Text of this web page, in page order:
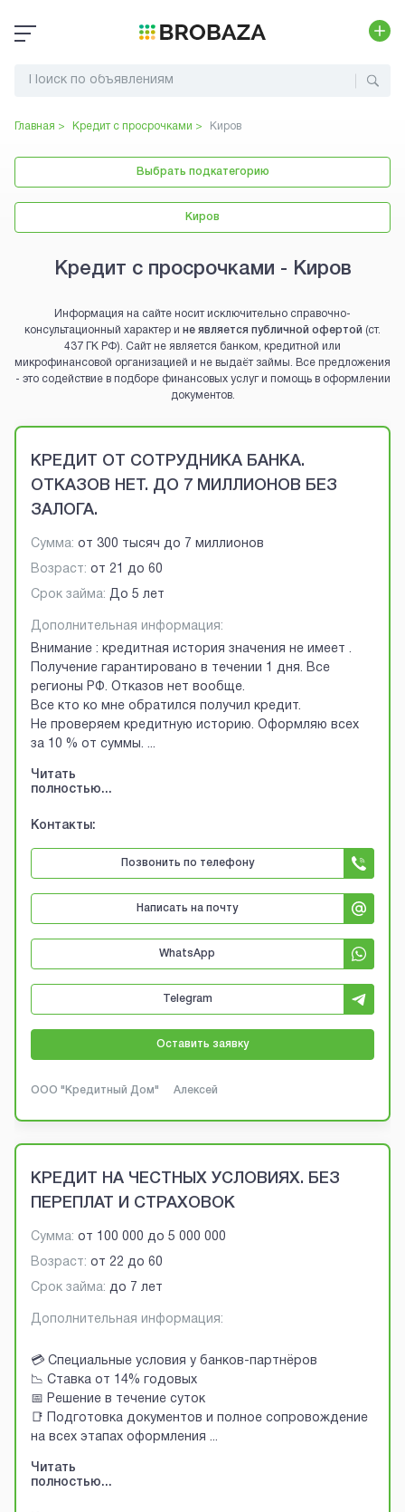
Главная > Кредит с просрочками > Киров
Выбрать подкатегорию
Киров
Кредит с просрочками - Киров
Информация на сайте носит исключительно справочно-
консультационный характер и не является публичной офертой (ст.
437 ГК РФ). Сайт не является банком, кредитной или
микрофинансовой организацией и не выдаёт займы. Все предложения
- это содействие в подборе финансовых услуг и помощь в оформлении
документов.
Brobaza - VIP-объявления
КРЕДИТ ОТ СОТРУДНИКА БАНКА.
ОТКАЗОВ НЕТ. ДО 7 МИЛЛИОНОВ БЕЗ
ЗАЛОГА.
Сумма: от 300 тысяч до 7 миллионов
Возраст: от 21 до 60
Срок займа: До 5 лет
Дополнительная информация:
Внимание : кредитная история значения не имеет .
Получение гарантировано в течении 1 дня. Все
регионы РФ. Отказов нет вообще.
Все кто ко мне обратился получил кредит.
Не проверяем кредитную историю. Оформляю всех
за 10 % от суммы. ...
Читать
полностью...
Контакты:
Позвонить по телефону
Написать на почту
WhatsApp
Telegram
Оставить заявку
ООО "Кредитный Дом" Алексей
КРЕДИТ НА ЧЕСТНЫХ УСЛОВИЯХ. БЕЗ
ПЕРЕПЛАТ И СТРАХОВОК
Сумма: от 100 000 до 5 000 000
Возраст: от 22 до 60
Срок займа: до 7 лет
Дополнительная информация:
💳 Специальные условия у банков-партнёров
📉 Ставка от 14% годовых
📅 Решение в течение суток
📑 Подготовка документов и полное сопровождение
на всех этапах оформления ...
Читать
полностью...